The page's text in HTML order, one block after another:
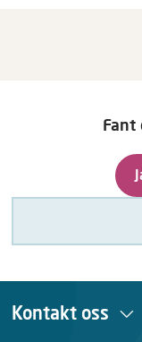
Fant
Kontakt oss